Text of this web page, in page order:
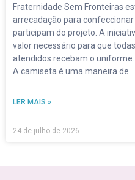
Fraternidade Sem Fronteiras
arrecadação para
participam do projeto. A
valor necessário para que
atendidos recebam o uniforme.
A camiseta é uma maneira de
LER MAIS »
24 de julho de 2026